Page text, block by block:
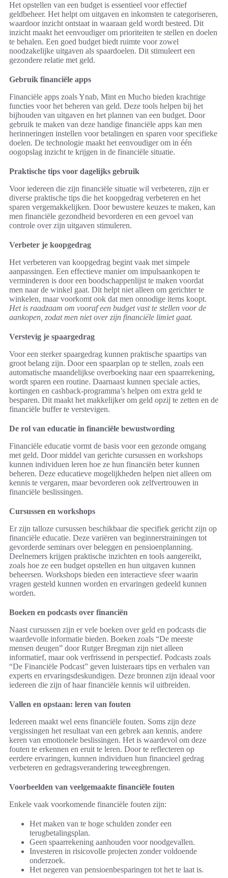
Het opstellen van een budget is essentieel voor effectief
geldbeheer. Het helpt om uitgaven en inkomsten te categoriseren,
waardoor inzicht ontstaat in waaraan geld wordt besteed. Dit
inzicht maakt het eenvoudiger om prioriteiten te stellen en doelen
te behalen. Een goed budget biedt ruimte voor zowel
noodzakelijke uitgaven als spaardoelen. Dit stimuleert een
gezondere relatie met geld.
Gebruik financiële apps
Financiële apps zoals Ynab, Mint en Mucho bieden krachtige
functies voor het beheren van geld. Deze tools helpen bij het
bijhouden van uitgaven en het plannen van een budget. Door
gebruik te maken van deze handige financiële apps kan men
herinneringen instellen voor betalingen en sparen voor specifieke
doelen. De technologie maakt het eenvoudiger om in één
oogopslag inzicht te krijgen in de financiële situatie.
Praktische tips voor dagelijks gebruik
Voor iedereen die zijn financiële situatie wil verbeteren, zijn er
diverse praktische tips die het koopgedrag verbeteren en het
sparen vergemakkelijken. Door bewustere keuzes te maken, kan
men financiële gezondheid bevorderen en een gevoel van
controle over zijn uitgaven stimuleren.
Verbeter je koopgedrag
Het verbeteren van koopgedrag begint vaak met simpele
aanpassingen. Een effectieve manier om impulsaankopen te
verminderen is door een boodschappenlijst te maken voordat
men naar de winkel gaat. Dit helpt niet alleen om gerichter te
winkelen, maar voorkomt ook dat men onnodige items koopt.
Het is raadzaam om vooraf een budget vast te stellen voor de
aankopen, zodat men niet over zijn financiële limiet gaat.
Verstevig je spaargedrag
Voor een sterker spaargedrag kunnen praktische spaartips van
groot belang zijn. Door een spaarplan op te stellen, zoals een
automatische maandelijkse overboeking naar een spaarrekening,
wordt sparen een routine. Daarnaast kunnen speciale acties,
kortingen en cashback-programma’s helpen om extra geld te
besparen. Dit maakt het makkelijker om geld opzij te zetten en de
financiële buffer te verstevigen.
De rol van educatie in financiële bewustwording
Financiële educatie vormt de basis voor een gezonde omgang
met geld. Door middel van gerichte cursussen en workshops
kunnen individuen leren hoe ze hun financiën beter kunnen
beheren. Deze educatieve mogelijkheden helpen niet alleen om
kennis te vergaren, maar bevorderen ook zelfvertrouwen in
financiële beslissingen.
Cursussen en workshops
Er zijn talloze cursussen beschikbaar die specifiek gericht zijn op
financiële educatie. Deze variëren van beginnerstrainingen tot
gevorderde seminars over beleggen en pensioenplanning.
Deelnemers krijgen praktische inzichten en tools aangereikt,
zoals hoe ze een budget opstellen en hun uitgaven kunnen
beheersen. Workshops bieden een interactieve sfeer waarin
vragen gesteld kunnen worden en ervaringen gedeeld kunnen
worden.
Boeken en podcasts over financiën
Naast cursussen zijn er vele boeken over geld en podcasts die
waardevolle informatie bieden. Boeken zoals “De meeste
mensen deugen” door Rutger Bregman zijn niet alleen
informatief, maar ook verfrissend in perspectief. Podcasts zoals
“De Financiële Podcast” geven luisteraars tips en verhalen van
experts en ervaringsdeskundigen. Deze bronnen zijn ideaal voor
iedereen die zijn of haar financiële kennis wil uitbreiden.
Vallen en opstaan: leren van fouten
Iedereen maakt wel eens financiële fouten. Soms zijn deze
vergissingen het resultaat van een gebrek aan kennis, andere
keren van emotionele beslissingen. Het is waardevol om deze
fouten te erkennen en eruit te leren. Door te reflecteren op
eerdere ervaringen, kunnen individuen hun financieel gedrag
verbeteren en gedragsverandering teweegbrengen.
Voorbeelden van veelgemaakte financiële fouten
Enkele vaak voorkomende financiële fouten zijn:
Het maken van te hoge schulden zonder een
terugbetalingsplan.
Geen spaarrekening aanhouden voor noodgevallen.
Investeren in risicovolle projecten zonder voldoende
onderzoek.
Het negeren van pensioenbesparingen tot het te laat is.